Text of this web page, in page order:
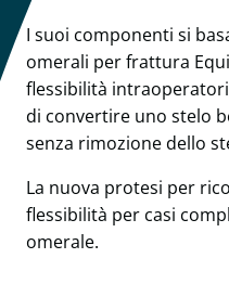
I suoi componenti si
omerali per frattura
flessibilità
di convertire uno stelo
senza rimozione dello
La nuova protesi per
flessibilità per casi
omerale.